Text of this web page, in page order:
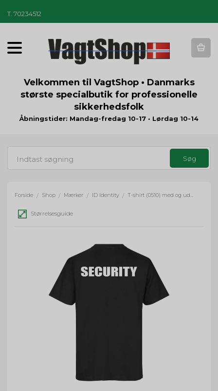
T 70234512
T
o
g
a
t
n
Velkommen til VagtShop • Danmarks
største specialbutik for professionelle
sikkerhedsfolk
Åbningstider: Mandag-fredag 10-17 • Lørdag 10-14
Forside / Shop / Mærker / ID Identity / T-shirt (0510) med og uden tryk
Størrelsesguide